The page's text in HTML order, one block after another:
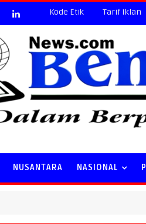
Kode Etik Tarif Iklan
NUSANTARA NASIONAL